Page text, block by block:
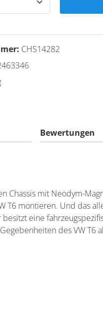
CHS14282
Bewertungen
Chassis mit Neodym-
T6 montieren. Und das
eine
des VW T6